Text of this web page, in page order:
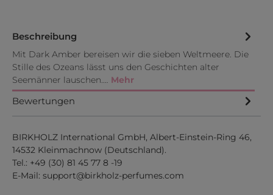
Beschreibung
Mit Dark Amber bereisen wir die sieben Weltmeere. Die
Stille des Ozeans lässt uns den Geschichten alter
Seemänner lauschen.… Mehr
Bewertungen
BIRKHOLZ International GmbH, Albert-Einstein-Ring 46,
14532 Kleinmachnow (Deutschland).
Tel.: +49 (30) 81 45 77 8 -19
E-Mail: support@birkholz-perfumes.com